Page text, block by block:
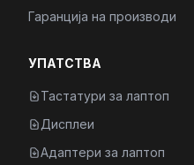
Гаранција на производи
УПАТСТВА
Тастатури за лаптоп
Дисплеи
Адаптери за лаптоп